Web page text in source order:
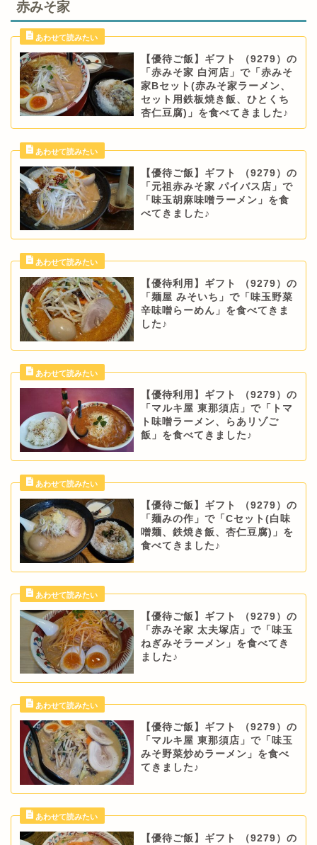
赤みそ家
【優待ご飯】ギフト （9279）の
「赤みそ家 白河店」で「赤みそ
家Bセット(赤みそ家ラーメン、
セット用鉄板焼き飯、ひとくち
杏仁豆腐)」を食べてきました♪
【優待ご飯】ギフト （9279）の
「元祖赤みそ家 パイバス店」で
「味玉胡麻味噌ラーメン」を食
べてきました♪
【優待利用】ギフト （9279）の
「麺屋 みそいち」で「味玉野菜
辛味噌らーめん」を食べてきま
した♪
【優待利用】ギフト （9279）の
「マルキ屋 東那須店」で「トマ
ト味噌ラーメン、らあリゾご
飯」を食べてきました♪
【優待ご飯】ギフト （9279）の
「麺みの作」で「Cセット(白味
噌麺、鉄焼き飯、杏仁豆腐)」を
食べてきました♪
【優待ご飯】ギフト （9279）の
「赤みそ家 太夫塚店」で「味玉
ねぎみそラーメン」を食べてき
ました♪
【優待ご飯】ギフト （9279）の
「マルキ屋 東那須店」で「味玉
みそ野菜炒めラーメン」を食べ
てきました♪
【優待ご飯】ギフト （9279）の